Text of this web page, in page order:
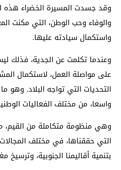
وقد جسدت المسيرة الخضراء هذه
والوفاء وحب الوطن، التي مكنت
واستكمال سيادته عليها.
وعندما تكلمت عن الجدية، فذلك
على مواصلة العمل، لاستكمال
التحديات التي تواجه البلاد. وهو
واسعا، من مختلف الفعاليات
وهي منظومة متكاملة من
التي حققناها، في مختلف
بتنمية أقاليمنا الجنوبية،